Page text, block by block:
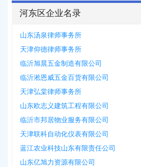
河东区企业名录
山东汤泉律师事务所
天津仰德律师事务所
临沂旭晨五金制造有限公司
临沂淞恩威五金百货有限公司
天津弘棠律师事务所
山东欧志义建筑工程有限公司
临沂市邦居物业服务有限公司
天津联科自动化仪表有限公司
蓝江农业科技山东有限责任公司
山东亿旭力资源有限公司